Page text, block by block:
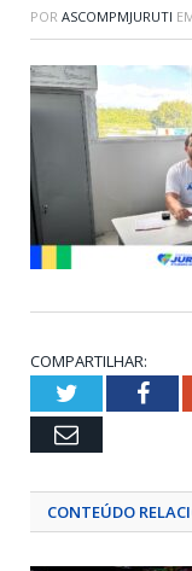
POR ASCOMPMJURUTI
COMPARTILHAR:
Twitter
Email
CONTEÚDO